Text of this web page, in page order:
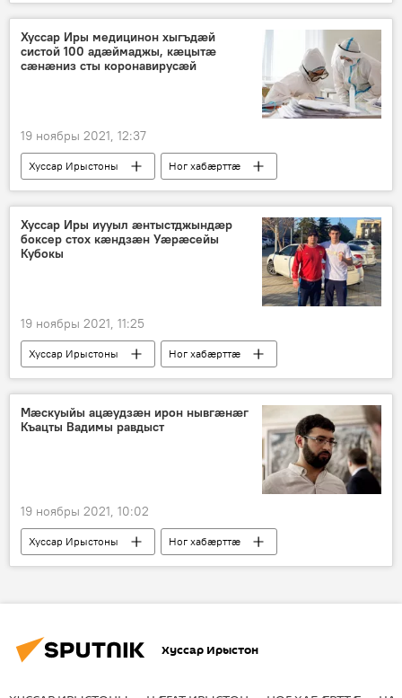
Хуссар Иры медицинон хыгъдӕй
систой 100 адӕймаджы, кӕцытӕ
сӕнӕниз сты коронавирусӕй
19 ноябры 2021, 12:37
Хуссар Ирыстоны Ног хабӕрттӕ
Хуссар Иры иууыл ӕнтыстджындӕр
боксер стох кӕндзӕн Уӕрӕсейы
Кубокы
19 ноябры 2021, 11:25
Хуссар Ирыстоны
Ног хабӕрттӕ
Спорт
Мӕскуыйы ацӕудзӕн ирон нывгӕнӕг
Къацты Вадимы равдыст
19 ноябры 2021, 10:02
Хуссар Ирыстоны
Ног хабӕрттӕ
Культурӕ
Хуссар Ирыстон